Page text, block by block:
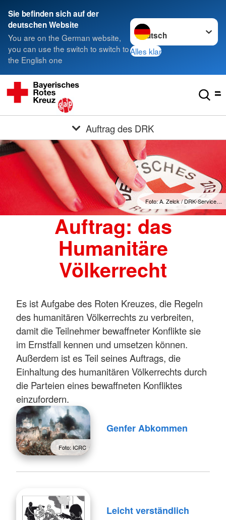
Sie befinden sich auf der
deutschen Website
You are on the German website,
you can use the switch to switch to
the English one
Sprache wechseln zu
Alles klar
Auftrag des DRK
Foto: A. Zelck / DRK-Service…
Auftrag: das
Humanitäre
Völkerrecht
Es ist Aufgabe des Roten Kreuzes, die Regeln
des humanitären Völkerrechts zu verbreiten,
damit die Teilnehmer bewaffneter Konflikte sie
im Ernstfall kennen und umsetzen können.
Außerdem ist es Teil seines Auftrags, die
Einhaltung des humanitären Völkerrechts durch
die Parteien eines bewaffneten Konfliktes
einzufordern.
Foto: ICRC
Genfer Abkommen
Leicht verständlich